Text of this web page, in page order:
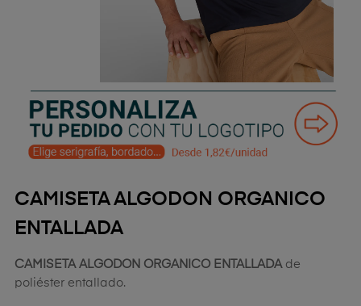
CAMISETA ALGODON ORGANICO
ENTALLADA
CAMISETA ALGODON ORGANICO ENTALLADAde
poliéster entallado.